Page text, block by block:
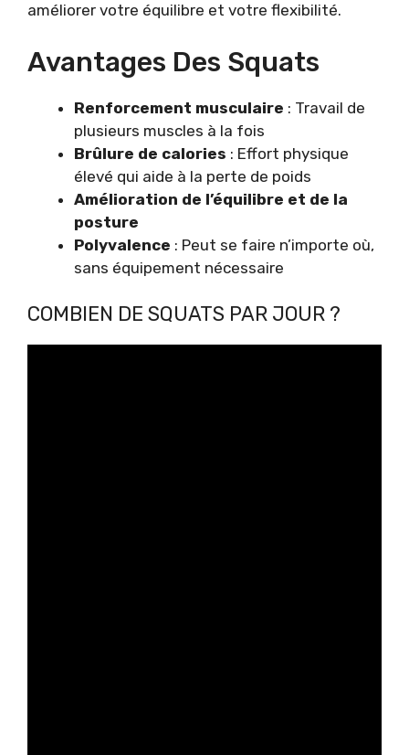
améliorer votre équilibre et votre flexibilité.
Avantages Des Squats
Renforcement musculaire : Travail de
plusieurs muscles à la fois
Brûlure de calories : Effort physique
élevé qui aide à la perte de poids
Amélioration de l’équilibre et de la
posture
Polyvalence : Peut se faire n’importe où,
sans équipement nécessaire
COMBIEN DE SQUATS PAR JOUR ?